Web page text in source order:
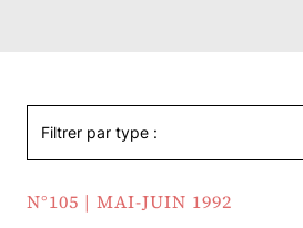
Filtrer par type :
N°105 | MAI-JUIN 1992